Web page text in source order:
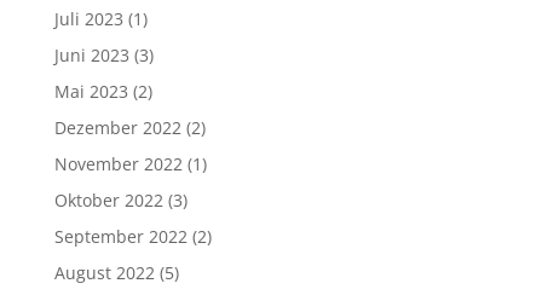
Juli 2023 (1)
Juni 2023 (3)
Mai 2023 (2)
Dezember 2022 (2)
November 2022 (1)
Oktober 2022 (3)
September 2022 (2)
August 2022 (5)